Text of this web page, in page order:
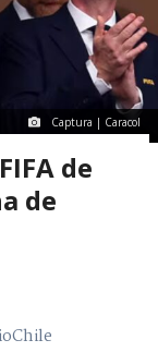
Captura | Caracol
de
de